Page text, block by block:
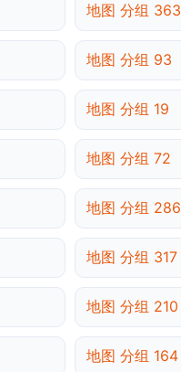
地图 分组 363
地图 分组 93
地图 分组 19
地图 分组 72
地图 分组 286
地图 分组 317
地图 分组 210
地图 分组 164